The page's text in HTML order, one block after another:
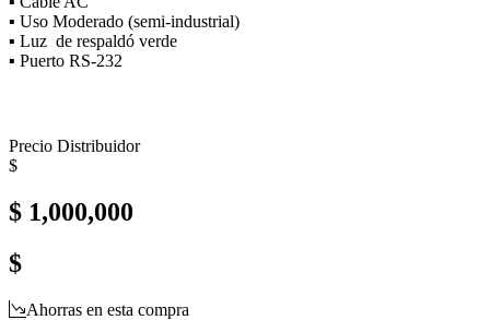
▪ Uso Moderado (semi-industrial)
▪ Luz de respaldó verde
▪ Puerto RS-232
Precio Distribuidor
$
$ 1,000,000
$
Ahorras en esta compra